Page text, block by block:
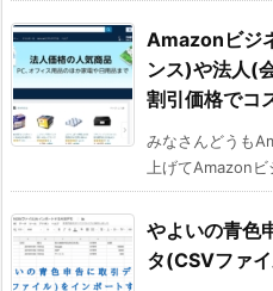
Amazonビジ
ンス)や法人(
割引価格でコ
みなさんどうも
上げてAmazon
やよいの青色
タ(CSVファ